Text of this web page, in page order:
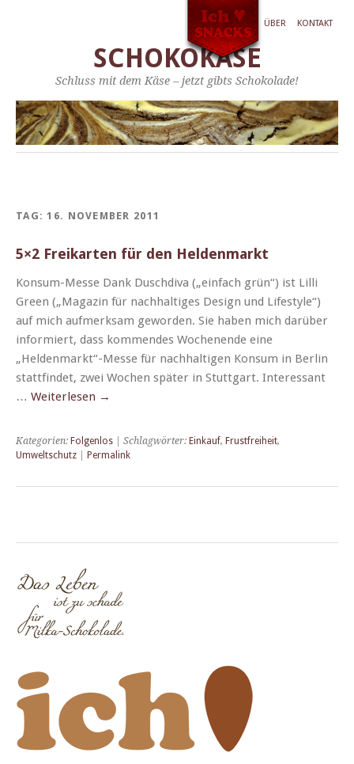
ÜBER KONTAKT
SCHOKOKÄSE
Schluss mit dem Käse – jetzt gibts Schokolade!
TAG:16. NOVEMBER 2011
5×2 Freikarten für den Heldenmarkt
Kon­sum-Messe Dank Duschdi­va („ein­fach grün“) ist Lil­li
Green („Mag­a­zin für nach­haltiges Design und Lifestyle“)
auf mich aufmerk­sam gewor­den. Sie haben mich darüber
informiert, dass kom­mendes Woch­enende eine
„Heldenmarkt“-Messe für nach­halti­gen Kon­sum in Berlin
stat­tfind­et, zwei Wochen später in Stuttgart. Inter­es­sant
… Weit­er­lesen →
Kategorien: Folgenlos | Schlagwörter: Einkauf, Frustfreiheit,
Umweltschutz
Permalink